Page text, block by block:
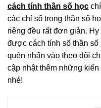
cách tính thần số học
các chỉ số trong thần số
riêng đều rất đơn giản.
được cách tính số thần
quên nhấn vào theo dõi
cập nhật thêm những
nhé!